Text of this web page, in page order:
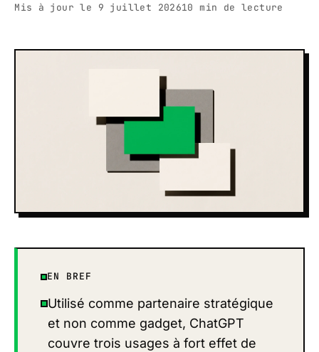
Mis à jour le 9 juillet 202610 min de lecture
EN BREF
Utilisé comme partenaire stratégique
et non comme gadget, ChatGPT
couvre trois usages à fort effet de